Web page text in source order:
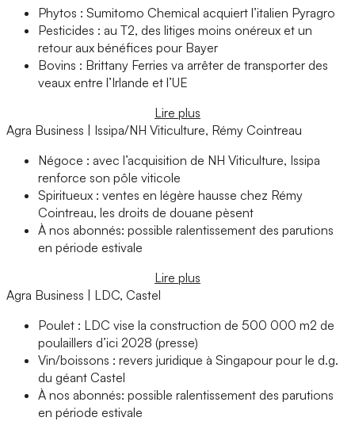
Phytos : Sumitomo Chemical acquiert l’italien Pyragro
Pesticides : au T2, des litiges moins onéreux et un
retour aux bénéfices pour Bayer
Bovins : Brittany Ferries va arrêter de transporter des
veaux entre l’Irlande et l’UE
Lire plus
Agra Business | Issipa/NH Viticulture, Rémy Cointreau
Négoce : avec l’acquisition de NH Viticulture, Issipa
renforce son pôle viticole
Spiritueux : ventes en légère hausse chez Rémy
Cointreau, les droits de douane pèsent
À nos abonnés: possible ralentissement des parutions
en période estivale
Lire plus
Agra Business | LDC, Castel
Poulet : LDC vise la construction de 500 000 m2 de
poulaillers d’ici 2028 (presse)
Vin/boissons : revers juridique à Singapour pour le d.g.
du géant Castel
À nos abonnés: possible ralentissement des parutions
en période estivale